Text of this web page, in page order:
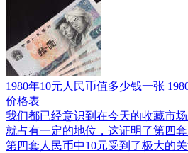
1980年10元人民币值多少钱一张
价格表
我们都已经意识到在今天的收藏市
就占有一定的地位，这证明了第四
第四套人民币中10元受到了极大的关